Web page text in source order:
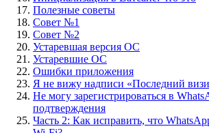
Полезные советы
Совет №1
Совет №2
Устаревшая версия ОС
Устаревшие ОС
Ошибки приложения
Я не вижу надписи «Последний
Не могу зарегистрироваться в
подтверждения
Часть 2: Как исправить, что